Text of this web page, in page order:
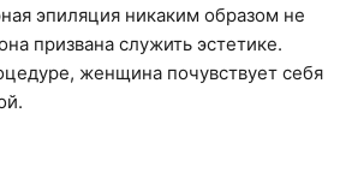
эпиляция никаким образом не
призвана служить эстетике.
женщина почувствует себя